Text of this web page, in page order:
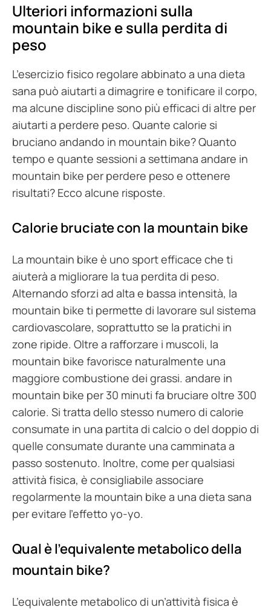
Ulteriori informazioni sulla
mountain bike e sulla perdita di
peso
L’esercizio fisico regolare abbinato a una dieta
sana può aiutarti a dimagrire e tonificare il corpo,
ma alcune discipline sono più efficaci di altre per
aiutarti a perdere peso. Quante calorie si
bruciano andando in mountain bike? Quanto
tempo e quante sessioni a settimana andare in
mountain bike per perdere peso e ottenere
risultati? Ecco alcune risposte.
Calorie bruciate con la mountain bike
La mountain bike è uno sport efficace che ti
aiuterà a migliorare la tua perdita di peso.
Alternando sforzi ad alta e bassa intensità, la
mountain bike ti permette di lavorare sul sistema
cardiovascolare, soprattutto se la pratichi in
zone ripide. Oltre a rafforzare i muscoli, la
mountain bike favorisce naturalmente una
maggiore combustione dei grassi. andare in
mountain bike per 30 minuti fa bruciare oltre 300
calorie. Si tratta dello stesso numero di calorie
consumate in una partita di calcio o del doppio di
quelle consumate durante una camminata a
passo sostenuto. Inoltre, come per qualsiasi
attività fisica, è consigliabile associare
regolarmente la mountain bike a una dieta sana
per evitare l’effetto yo-yo.
Qual è l’equivalente metabolico della
mountain bike?
L’equivalente metabolico di un’attività fisica è